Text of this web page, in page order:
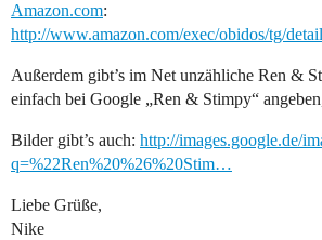
Amazon.com:
http://www.amazon.com/exec/obidos/tg/
Außerdem gibt’s im Net unzähliche Ren &
einfach bei Google „Ren & Stimpy“
Bilder gibt’s auch: http://images.google.de/
q=%22Ren%20%26%20Stim…
Liebe Grüße,
Nike